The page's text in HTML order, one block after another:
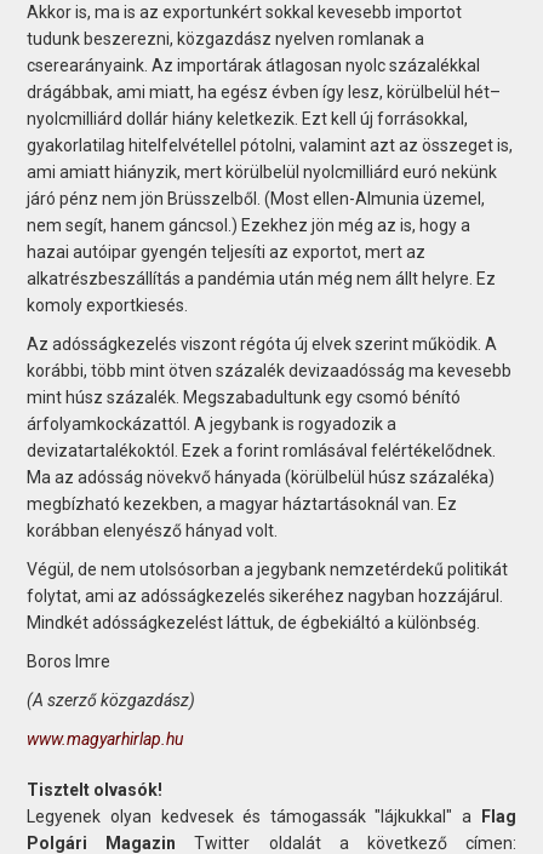
Akkor is, ma is az exportunkért sokkal kevesebb importot
tudunk beszerezni, közgazdász nyelven romlanak a
cserearányaink. Az importárak átlagosan nyolc százalékkal
drágábbak, ami miatt, ha egész évben így lesz, körülbelül hét–
nyolcmilliárd dollár hiány keletkezik. Ezt kell új forrásokkal,
gyakorlatilag hitelfelvétellel pótolni, valamint azt az összeget is,
ami amiatt hiányzik, mert körülbelül nyolcmilliárd euró nekünk
járó pénz nem jön Brüsszelből. (Most ellen-Almunia üzemel,
nem segít, hanem gáncsol.) Ezekhez jön még az is, hogy a
hazai autóipar gyengén teljesíti az exportot, mert az
alkatrészbeszállítás a pandémia után még nem állt helyre. Ez
komoly exportkiesés.
Az adósságkezelés viszont régóta új elvek szerint működik. A
korábbi, több mint ötven százalék devizaadósság ma kevesebb
mint húsz százalék. Megszabadultunk egy csomó bénító
árfolyamkockázattól. A jegybank is rogyadozik a
devizatartalékoktól. Ezek a forint romlásával felértékelődnek.
Ma az adósság növekvő hányada (körülbelül húsz százaléka)
megbízható kezekben, a magyar háztartásoknál van. Ez
korábban elenyésző hányad volt.
Végül, de nem utolsósorban a jegybank nemzetérdekű politikát
folytat, ami az adósságkezelés sikeréhez nagyban hozzájárul.
Mindkét adósságkezelést láttuk, de égbekiáltó a különbség.
Boros Imre
(A szerző közgazdász)
www.magyarhirlap.hu
Tisztelt olvasók!
Legyenek olyan kedvesek és támogassák "lájkukkal" a
Flag
Polgári Magazin Twitter oldalát a következő címen: